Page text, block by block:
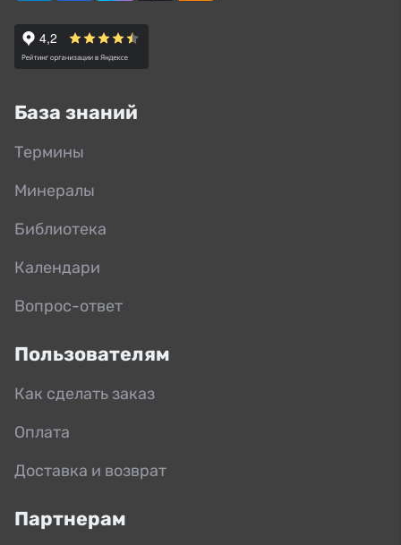
База знаний
Термины
Минералы
Библиотека
Календари
Вопрос-ответ
Пользователям
Как сделать заказ
Оплата
Доставка и возврат
Партнерам